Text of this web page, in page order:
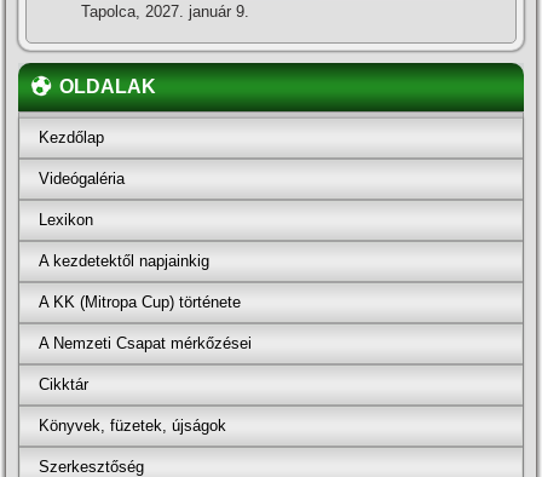
Tapolca, 2027. január 9.
OLDALAK
Kezdőlap
Videógaléria
Lexikon
A kezdetektől napjainkig
A KK (Mitropa Cup) története
A Nemzeti Csapat mérkőzései
Cikktár
Könyvek, füzetek, újságok
Szerkesztőség